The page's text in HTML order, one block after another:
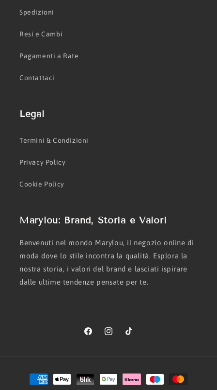
Spedizioni
Resi e Cambi
Pagamenti a Rate
Contattaci
Legal
Termini & Condizioni
Privacy Policy
Cookie Policy
Marylou: Brand, Storia e Valori
Benvenuti nel mondo Marylou, il negozio online di
moda dove lo stile incontra la qualità. Esplora la
nostra storia, i valori del brand e lasciati ispirare
dalle ultime tendenze pensate per te.
FacebookInstagramTikTok
Metodi